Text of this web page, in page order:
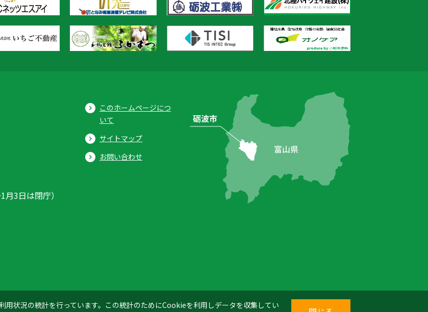
状況の統計を行っています。この統計のためにCookieを利用しデータを収集してい
3日は閉庁）
このホームページにつ
いて
サイトマップ
お問い合わせ
© 2026 Tonami City